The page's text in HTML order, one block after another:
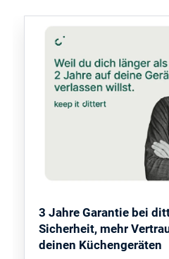
3 Jahre Garantie bei
Sicherheit, mehr
deinen Küchengeräten